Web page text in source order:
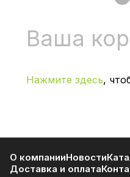
Ваша
Нажмите здесь,
О компанииНовости
Доставка и оплата